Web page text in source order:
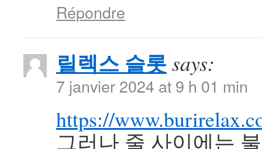
Répondre
릴렉스 슬롯 says:
7 janvier 2024 at 9 h 01 min
https://
그러나 줄 사이에는